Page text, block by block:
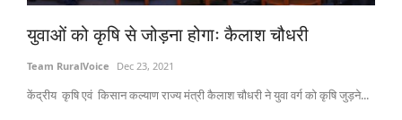
National
Latest News
युवाओं को कृषि से जोड़ना होगाः कैलाश चौधरी
Team RuralVoice Dec 23, 2021
केंद्रीय कृषि एवं किसान कल्याण राज्य मंत्री कैलाश चौधरी ने युवा वर्ग को कृषि जुड़ने...